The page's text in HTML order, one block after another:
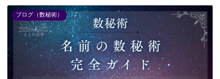
ブログ（数秘術）